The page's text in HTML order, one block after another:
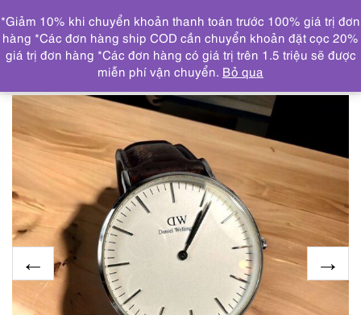
DANH MỤC
Trang chủ ĐỒNG HỒ
1846-Đồng hồ nam/nữ-Daniel
Wallington men’s/women’s watch-Đã sử dụng
*Giảm 10% khi chuyển khoản thanh toán trước 100% giá trị đơn
hàng *Các đơn hàng ship COD cần chuyển khoản đặt cọc 20%
giá trị đơn hàng *Các đơn hàng có giá trị trên 1.5 triệu sẽ được
miễn phí vận chuyển. Bỏ qua